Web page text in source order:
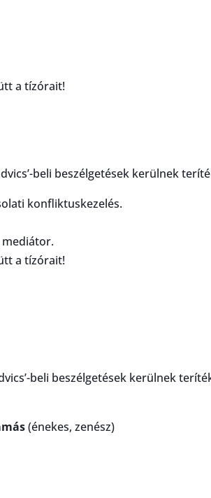
a tízórait!
beli beszélgetések kerülnek
konfliktuskezelés.
mediátor.
a tízórait!
beli beszélgetések kerülnek
(énekes, zenész)